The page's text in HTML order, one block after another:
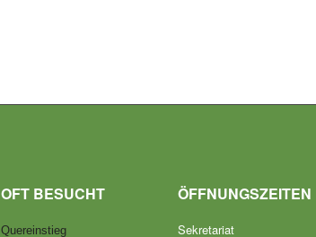
OFT BESUCHT
Quereinstieg
ÖFFNUNGSZEITEN
Sekretariat